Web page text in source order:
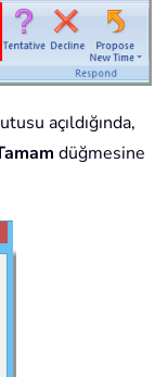
açıldığında,
düğmesine